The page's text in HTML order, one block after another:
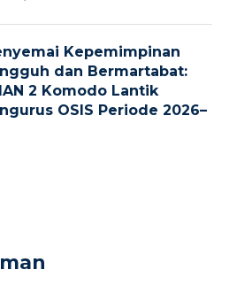
Kepemimpinan
dan Bermartabat:
2 Komodo Lantik
OSIS Periode 2026–